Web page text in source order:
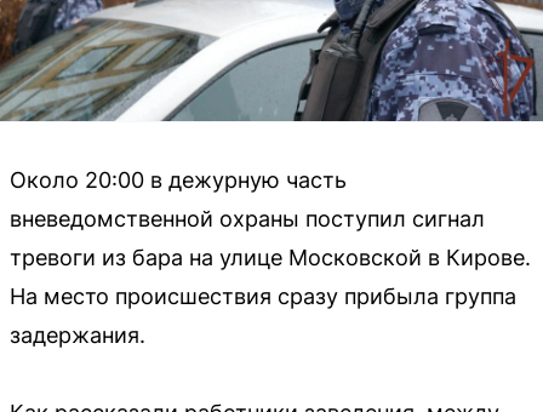
Около 20:00 в дежурную часть
вневедомственной охраны поступил сигнал
тревоги из бара на улице Московской в Кирове.
На место происшествия сразу прибыла группа
задержания.